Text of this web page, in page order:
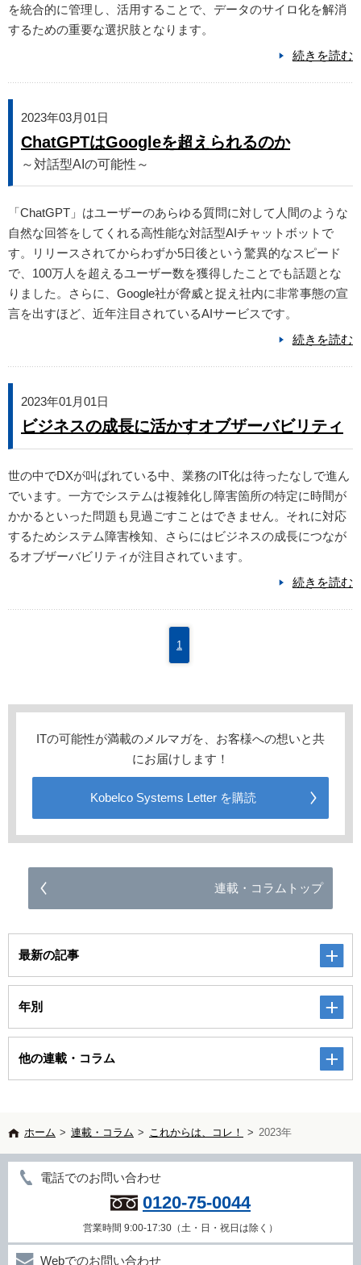
を統合的に管理し、活用することで、データのサイロ化を解消
するための重要な選択肢となります。
続きを読む
2023年03月01日
ChatGPTはGoogleを超えられるのか
～対話型AIの可能性～
「ChatGPT」はユーザーのあらゆる質問に対して人間のような
自然な回答をしてくれる高性能な対話型AIチャットボットで
す。リリースされてからわずか5日後という驚異的なスピード
で、100万人を超えるユーザー数を獲得したことでも話題とな
りました。さらに、Google社が脅威と捉え社内に非常事態の宣
言を出すほど、近年注目されているAIサービスです。
続きを読む
2023年01月01日
ビジネスの成長に活かすオブザーバビリティ
世の中でDXが叫ばれている中、業務のIT化は待ったなしで進ん
でいます。一方でシステムは複雑化し障害箇所の特定に時間が
かかるといった問題も見過ごすことはできません。それに対応
するためシステム障害検知、さらにはビジネスの成長につなが
るオブザーバビリティが注目されています。
続きを読む
1
ITの可能性が満載のメルマガを、お客様への想いと共
にお届けします！
Kobelco Systems Letter を購読
連載・コラムトップ
最新の記事
年別
他の連載・コラム
ホーム > 連載・コラム > これからは、コレ！ > 2023年
電話でのお問い合わせ
0120-75-0044
営業時間 9:00-17:30（土・日・祝日は除く）
Webでのお問い合わせ